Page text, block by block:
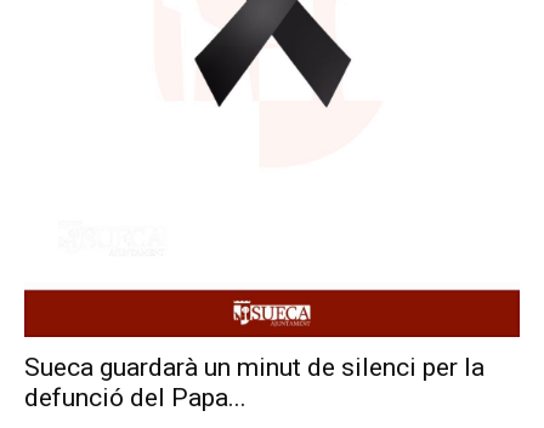
Sueca guardarà un minut de silenci per la
defunció del Papa...